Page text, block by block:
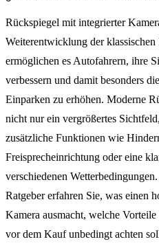
Rückspiegel mit integrierter
Weiterentwicklung der klassischen
ermöglichen es Autofahrern, ihre
verbessern und damit besonders
Einparken zu erhöhen. Moderne
nicht nur ein vergrößertes
zusätzliche Funktionen wie
Freisprecheinrichtung oder eine
verschiedenen
Ratgeber erfahren Sie, was einen
Kamera ausmacht, welche
vor dem Kauf unbedingt achten